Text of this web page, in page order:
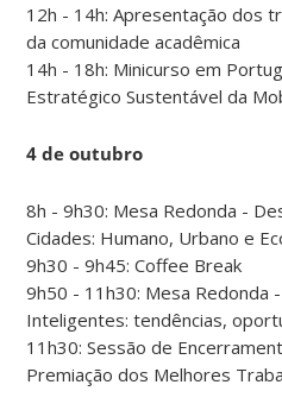
12h - 14h: Apresentação dos
da comunidade acadêmica
14h - 18h: Minicurso em
Estratégico Sustentável da
4 de outubro
8h - 9h30: Mesa Redonda -
Cidades: Humano, Urbano e
9h30 - 9h45: Coffee Break
9h50 - 11h30: Mesa Redonda
Inteligentes: tendências,
11h30: Sessão de
Premiação dos Melhores